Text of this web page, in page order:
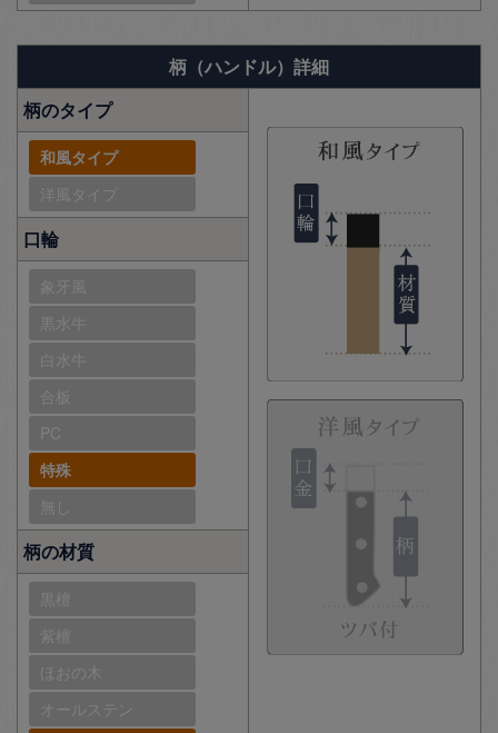
柄（ハンドル）詳細
柄のタイプ
和風タイプ
洋風タイプ
口輪
象牙風
黒水牛
白水牛
合板
PC
特殊
無し
柄の材質
黒檀
紫檀
ほおの木
オールステン